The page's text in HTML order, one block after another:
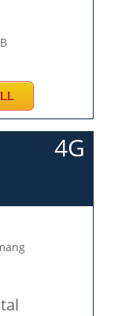
4G